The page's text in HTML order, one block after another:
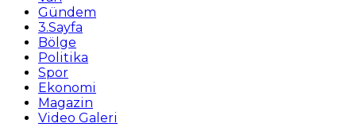
Gündem
3.Sayfa
Bölge
Politika
Spor
Ekonomi
Magazin
Video Galeri